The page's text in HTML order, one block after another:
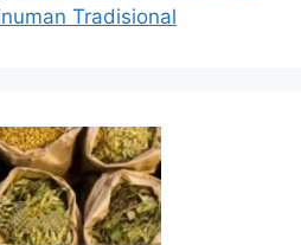
Tradisional